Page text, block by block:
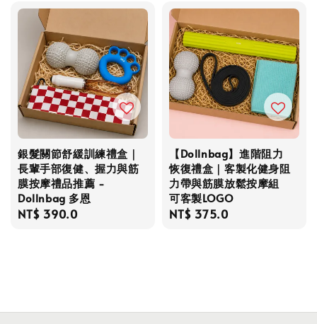
銀髮關節舒緩訓練禮盒｜
長輩手部復健、握力與筋
膜按摩禮品推薦 -
Dollnbag 多恩
Regular
NT$ 390.0
【Dollnbag】進階阻力
恢復禮盒｜客製化健身阻
力帶與筋膜放鬆按摩組
可客製LOGO
Regular
NT$ 375.0